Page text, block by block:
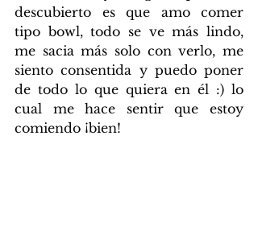
descubierto es que amo comer
tipo bowl, todo se ve más lindo,
me sacia más solo con verlo, me
siento consentida y puedo poner
de todo lo que quiera en él :) lo
cual me hace sentir que estoy
comiendo ¡bien!